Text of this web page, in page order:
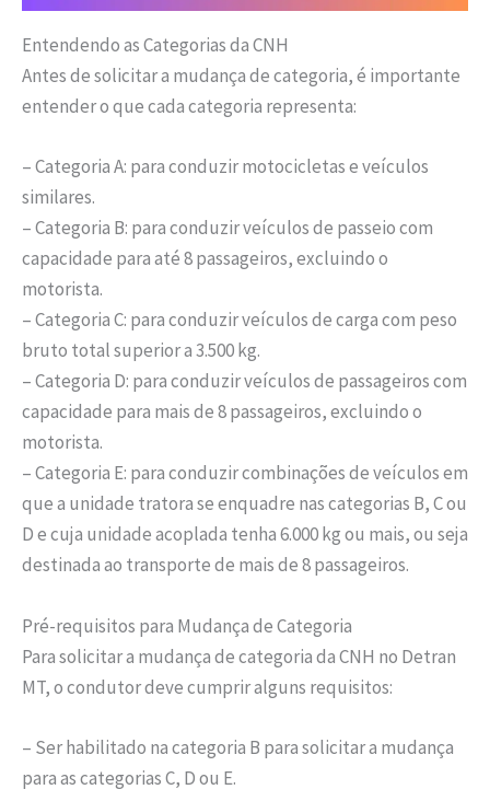
Entendendo as Categorias da CNH
Antes de solicitar a mudança de categoria, é importante
entender o que cada categoria representa:
– Categoria A: para conduzir motocicletas e veículos
similares.
– Categoria B: para conduzir veículos de passeio com
capacidade para até 8 passageiros, excluindo o
motorista.
– Categoria C: para conduzir veículos de carga com peso
bruto total superior a 3.500 kg.
– Categoria D: para conduzir veículos de passageiros com
capacidade para mais de 8 passageiros, excluindo o
motorista.
– Categoria E: para conduzir combinações de veículos em
que a unidade tratora se enquadre nas categorias B, C ou
D e cuja unidade acoplada tenha 6.000 kg ou mais, ou seja
destinada ao transporte de mais de 8 passageiros.
Pré-requisitos para Mudança de Categoria
Para solicitar a mudança de categoria da CNH no Detran
MT, o condutor deve cumprir alguns requisitos:
– Ser habilitado na categoria B para solicitar a mudança
para as categorias C, D ou E.